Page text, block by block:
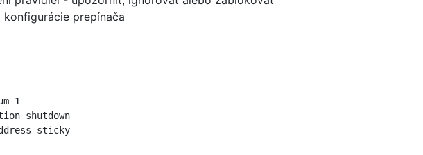
prepínača
1
shutdown
sticky